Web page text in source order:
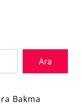
Ara
Bakma